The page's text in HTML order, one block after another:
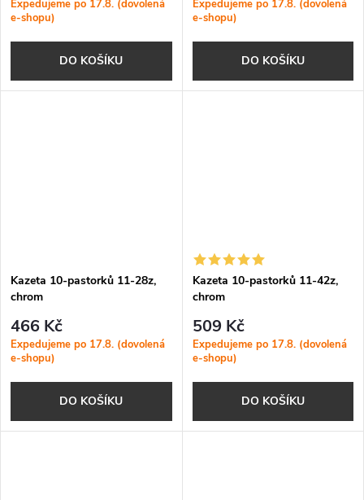
Expedujeme po 17.8. (dovolená
e-shopu)
DO KOŠÍKU
Expedujeme po 17.8. (dovolená
e-shopu)
DO KOŠÍKU
Kazeta 10-pastorků 11-28z,
chrom
466 Kč
Expedujeme po 17.8. (dovolená
e-shopu)
DO KOŠÍKU
Kazeta 10-pastorků 11-42z,
chrom
509 Kč
Expedujeme po 17.8. (dovolená
e-shopu)
DO KOŠÍKU